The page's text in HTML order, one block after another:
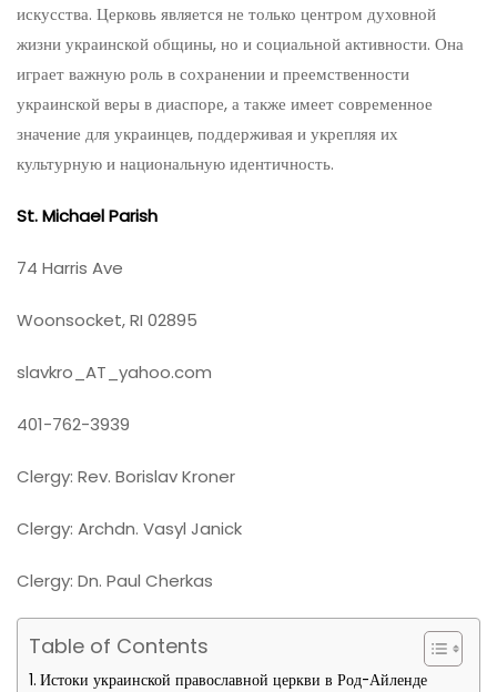
искусства. Церковь является не только центром духовной
жизни украинской общины, но и социальной активности. Она
играет важную роль в сохранении и преемственности
украинской веры в диаспоре, а также имеет современное
значение для украинцев, поддерживая и укрепляя их
культурную и национальную идентичность.
St. Michael Parish
74 Harris Ave
Woonsocket, RI 02895
slavkro_AT_yahoo.com
401-762-3939
Clergy: Rev. Borislav Kroner
Clergy: Archdn. Vasyl Janick
Clergy: Dn. Paul Cherkas
Table of Contents
Истоки украинской православной церкви в Род-Айленде